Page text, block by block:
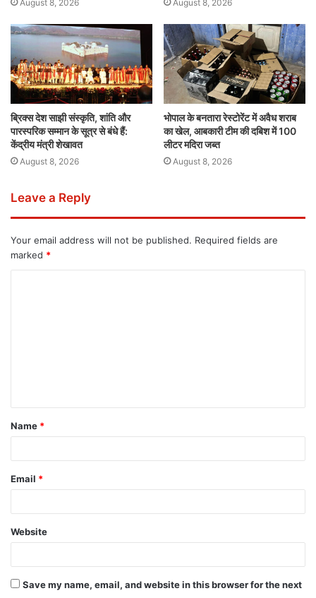
August 8, 2026 August 8, 2026
ब्रिक्स देश साझी संस्कृति, शांति और
पारस्परिक सम्मान के सूत्र से बंधे हैं:
केंद्रीय मंत्री शेखावत
August 8, 2026
भोपाल के बनतारा रेस्टोरेंट में अवैध शराब
का खेल, आबकारी टीम की दबिश में 100
लीटर मदिरा जब्त
August 8, 2026
Leave a Reply
Your email address will not be published. Required fields are
marked *
Name *
Email *
Website
Save my name, email, and website in this browser for the next